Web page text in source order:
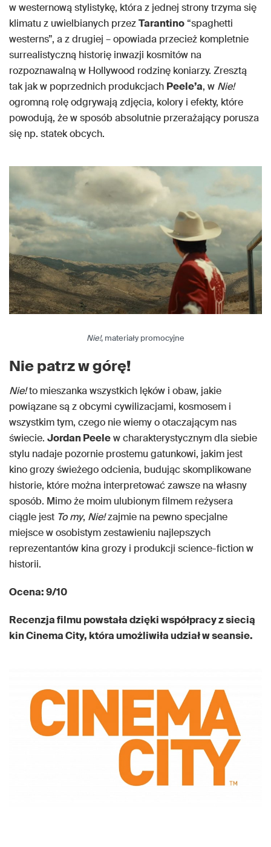
w westernową stylistykę, która z jednej strony trzyma się
klimatu z uwielbianych przezTarantino “spaghetti
westerns”, a z drugiej – opowiada przecież kompletnie
surrealistyczną historię inwazji kosmitów na
rozpoznawalną w Hollywood rodzinę koniarzy. Zresztą
tak jak w poprzednich produkcjach Peele’a, w Nie!
ogromną rolę odgrywają zdjęcia, kolory i efekty, które
powodują, że w sposób absolutnie przerażający porusza
się np. statek obcych.
Nie!, materiały promocyjne
Nie patrz w górę!
Nie!to mieszanka wszystkich lęków i obaw, jakie
powiązane są z obcymi cywilizacjami, kosmosem i
wszystkim tym, czego nie wiemy o otaczającym nas
świecie. Jordan Peelew charakterystycznym dla siebie
stylu nadaje pozornie prostemu gatunkowi, jakim jest
kino grozy świeżego odcienia, budując skomplikowane
historie, które można interpretować zawsze na własny
sposób. Mimo że moim ulubionym filmem reżysera
ciągle jest To my, Nie!zajmie na pewno specjalne
miejsce w osobistym zestawieniu najlepszych
reprezentantów kina grozy i produkcji science-fiction w
historii.
Ocena: 9/10
Recenzja filmu powstała dzięki współpracy z siecią
kin Cinema City, która umożliwiła udział w seansie.